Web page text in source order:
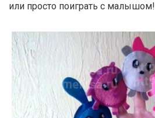
или просто поиграть с малышом!